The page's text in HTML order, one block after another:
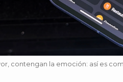
contengan la emoción: así es